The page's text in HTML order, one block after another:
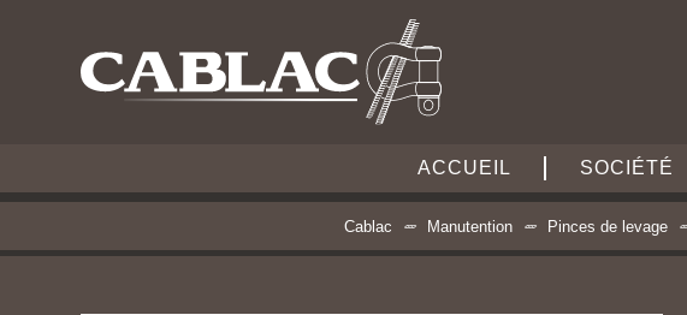
ACCUEIL SOCIÉTÉ
Cablac Manutention Pinces de levage